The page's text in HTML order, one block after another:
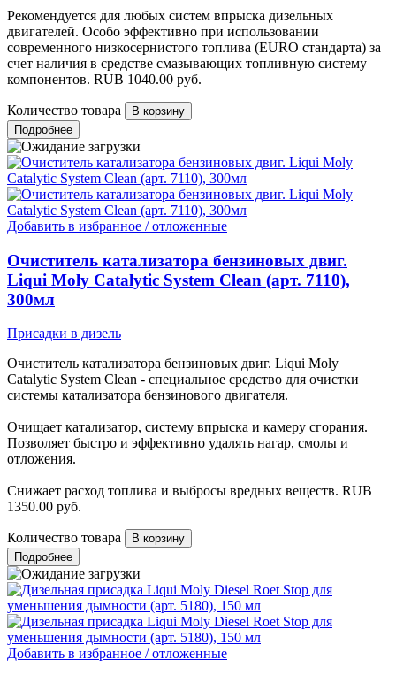
Рекомендуется для любых систем впрыска дизельных
двигателей. Особо эффективно при использовании
современного низкосернистого топлива (EURO стандарта) за
счет наличия в средстве смазывающих топливную систему
компонентов. RUB 1040.00 руб.
Количество товара
Подробнее
Добавить в избранное / отложенные
Очиститель катализатора бензиновых двиг.
Liqui Moly Catalytic System Clean (арт. 7110),
300мл
Присадки в дизель
Очиститель катализатора бензиновых двиг. Liqui Moly
Catalytic System Clean - специальное средство для очистки
системы катализатора бензинового двигателя.
Очищает катализатор, систему впрыска и камеру сгорания.
Позволяет быстро и эффективно удалять нагар, смолы и
отложения.
Снижает расход топлива и выбросы вредных веществ. RUB
1350.00 руб.
Количество товара
Подробнее
Добавить в избранное / отложенные